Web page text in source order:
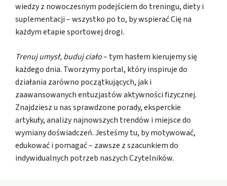
wiedzy z nowoczesnym podejściem do treningu, diety i
suplementacji – wszystko po to, by wspierać Cię na
każdym etapie sportowej drogi.
Trenuj umysł, buduj ciało– tym hasłem kierujemy się
każdego dnia. Tworzymy portal, który inspiruje do
działania zarówno początkujących, jak i
zaawansowanych entuzjastów aktywności fizycznej.
Znajdziesz u nas sprawdzone porady, eksperckie
artykuły, analizy najnowszych trendów i miejsce do
wymiany doświadczeń. Jesteśmy tu, by motywować,
edukować i pomagać – zawsze z szacunkiem do
indywidualnych potrzeb naszych Czytelników.